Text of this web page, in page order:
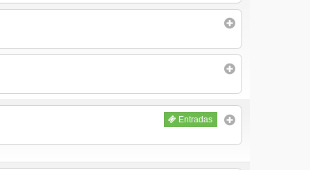
Entradas